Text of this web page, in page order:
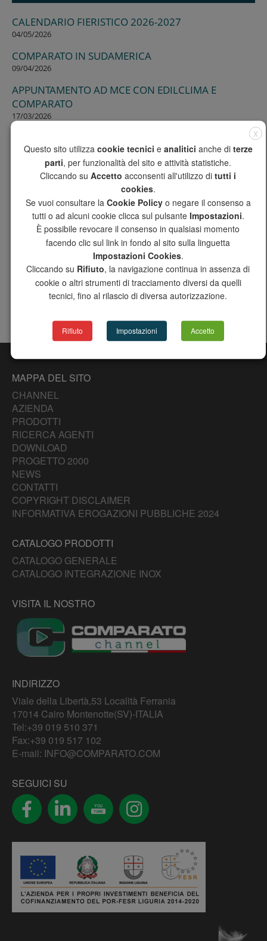
CALENDARIO FIERISTICO 2026-2027
04/05/2026
COMPARATO IN SUDAMERICA
09/04/2026
APPUNTAMENTO AD MCE CON EDILCLIMA E
COMPARATO
17/03/2026
CAGLIARI
25/02/2026
CATEGORIE
NEWS
SEGUICI SU
MAPPA DEL SITO
CHANNEL
AZIENDA
PRODOTTI
RICERCA AGENTI
DOWNLOAD
PROGETTO 2000
NEWS
CONTATTI
COPYRIGHT DISCLAIMER
INFORMATIVA EROGAZIONI PUBBLICHE 2024
CATALOGO PRODOTTI
CATALOGO GENERALE
CATALOGO INTEGRAZIONE INOX
VISITA IL NOSTRO
INDIRIZZO
Viale della Libertà,53 Località Ferrania
17014 Cairo Montenotte(SV)-ITALIA
Tel:+39 019 510 371
Fax:+39 019 517 102
E-mail: INFO@COMPARATO.COM
SEGUICI SU
YOU
TUBE
X
Questo sito utilizza cookie tecnici e analitici anche di terze
parti, per funzionalità del sito e attività statistiche.
Cliccando su Accetto acconsenti all'utilizzo di tutti i
cookies.
Se vuoi consultare la Cookie Policyo negare il consenso a
tutti o ad alcuni cookie clicca sul pulsante Impostazioni.
È possibile revocare il consenso in qualsiasi momento
facendo clic sul link in fondo al sito sulla linguetta
Impostazioni Cookies.
Cliccando su Rifiuto, la navigazione continua in assenza di
cookie o altri strumenti di tracciamento diversi da quelli
tecnici, fino al rilascio di diversa autorizzazione.
Rifiuto Impostazioni Accetto